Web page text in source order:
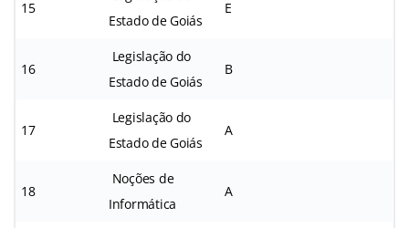
15
Estado de Goiás
E
16
Legislação do
Estado de Goiás
B
17
Legislação do
Estado de Goiás
A
18
Noções de
Informática
A